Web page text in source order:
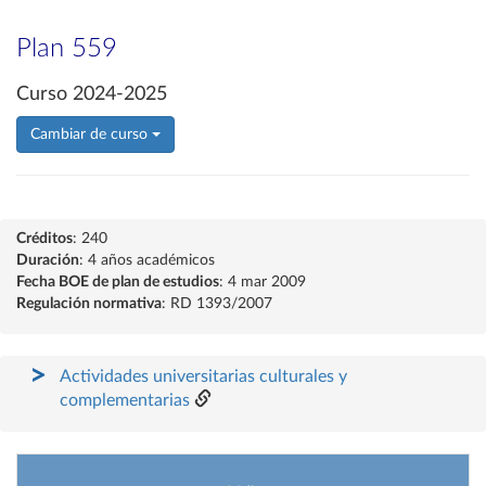
Plan 559
Curso 2024-2025
Cambiar de curso
Créditos: 240
Duración: 4 años académicos
Fecha BOE de plan de estudios: 4 mar 2009
Regulación normativa: RD 1393/2007
Actividades universitarias culturales y
complementarias